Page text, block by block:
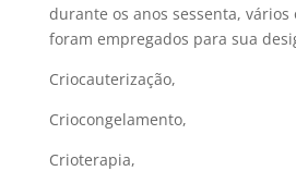
durante os anos sessenta, vários
foram empregados para sua
Criocauterização,
Criocongelamento,
Crioterapia,